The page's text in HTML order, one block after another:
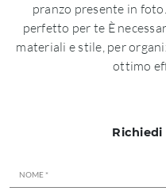
pranzo presente in
perfetto per te È
materiali e stile, per
ottimo